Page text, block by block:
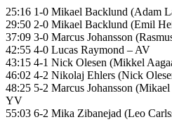
25:16 1-0 Mikael Backlund (Adam
29:50 2-0 Mikael Backlund (Emil
37:09 3-0 Marcus Johansson
42:55 4-0 Lucas Raymond – AV
43:15 4-1 Nick Olesen (Mikkel
46:02 4-2 Nikolaj Ehlers (Nick
48:25 5-2 Marcus Johansson
YV
55:03 6-2 Mika Zibanejad (Leo